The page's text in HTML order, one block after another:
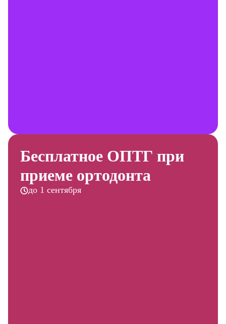
Бесплатное ОПТГ при
приеме ортодонта
до 1 сентября